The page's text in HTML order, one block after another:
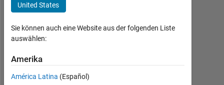
Jahre
|
Aktiv
2020
Followers:
United States
Sie können auch eine Website aus der folgenden Liste
auswählen:
Amerika
América Latina (Español)